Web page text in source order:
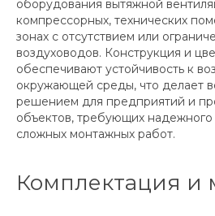
оборудования вытяжной
компрессорных, технических
зонах с отсутствием или
воздуховодов. Конструкция и
обеспечивают устойчивость к
окружающей среды, что делает
решением для предприятий и
объектов, требующих
сложных монтажных работ.
Комплектация и